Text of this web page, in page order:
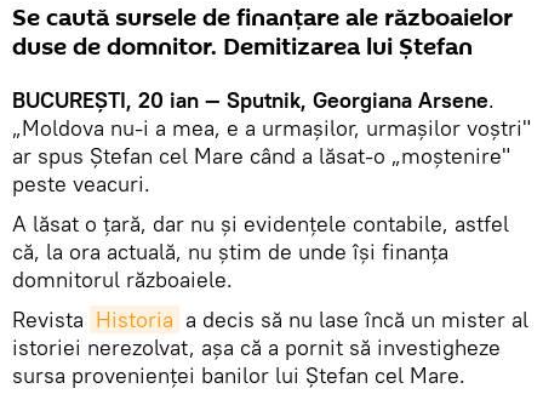
Se caută sursele de finanţare ale războaielor
duse de domnitor. Demitizarea lui Ştefan
BUCUREŞTI, 20 ian — Sputnik, Georgiana Arsene.
„Moldova nu-i a mea, e a urmaşilor, urmaşilor voştri"
ar spus Ştefan cel Mare când a lăsat-o „moştenire"
peste veacuri.
A lăsat o ţară, dar nu şi evidenţele contabile, astfel
că, la ora actuală, nu ştim de unde îşi finanţa
domnitorul războaiele.
Revista Historia a decis să nu lase încă un mister al
istoriei nerezolvat, aşa că a pornit să investigheze
sursa provenienţei banilor lui Ştefan cel Mare.